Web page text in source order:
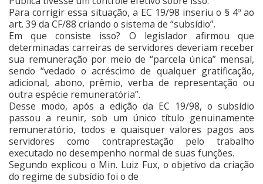
Para corrigir essa situação, a EC 19/98 inseriu o § 4º ao
art. 39 da CF/88 criando o sistema de “subsídio”.
Em que consiste isso? O legislador afirmou que
determinadas carreiras de servidores deveriam receber
sua remuneração por meio de “parcela única” mensal,
sendo “vedado o acréscimo de qualquer gratificação,
adicional, abono, prêmio, verba de representação ou
outra espécie remuneratória”.
Desse modo, após a edição da EC 19/98, o subsídio
passou a reunir, sob um único título genuinamente
remuneratório, todos e quaisquer valores pagos aos
servidores como contraprestação pelo trabalho
executado no desempenho normal de suas funções.
Segundo explicou o Min. Luiz Fux, o objetivo da criação
do regime de subsídio foi o de